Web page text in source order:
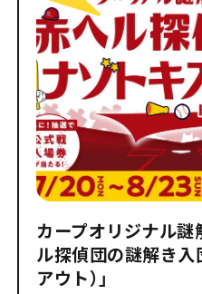
カープオリジナル謎
ル探偵団の謎解き入
アウト）」